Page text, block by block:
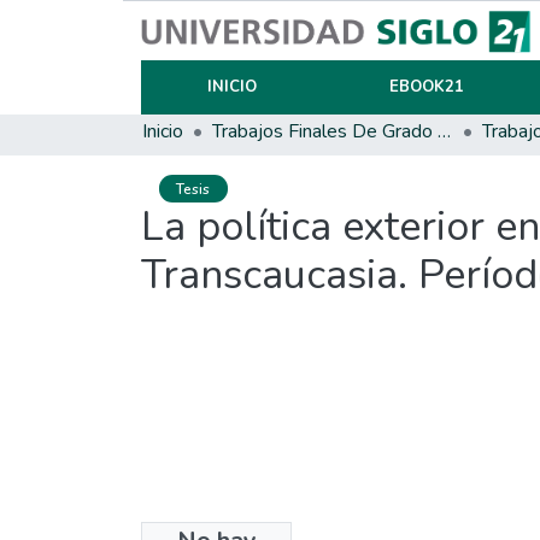
INICIO EBOOK21
Inicio Trabajos Finales De Grado Y Posgrado
Tesis
La política exterior
Transcaucasia.